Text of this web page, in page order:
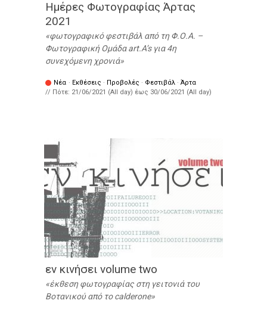
Ημέρες Φωτογραφίας Άρτας
2021
φωτογραφικό φεστιβάλ από τη Φ.Ο.Α. –
Φωτογραφική Ομάδα art.A’s για 4η
συνεχόμενη χρονιά
Νέα · Εκθέσεις · Προβολές · Φεστιβάλ · Άρτα
// Πότε: 21/06/2021 (All day) έως 30/06/2021 (All day)
εν κινήσει volume two
έκθεση φωτογραφίας στη γειτονιά του
Βοτανικού από το calderone